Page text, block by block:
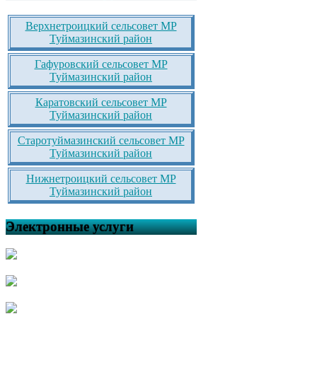
Верхнетроицкий сельсовет МР
Туймазинский район
Гафуровский сельсовет МР
Туймазинский район
Каратовский сельсовет МР
Туймазинский район
Старотуймазинский сельсовет МР
Туймазинский район
Нижнетроицкий сельсовет МР
Туймазинский район
Электронные услуги